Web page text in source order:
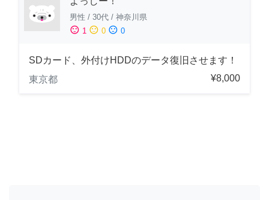
男性 / 30代 / 神奈川県
sentiment_satisfied 1 sentiment_neutral 0 sentiment_dissatisfied 0
SDカード、外付けHDDのデータ復旧させます！
東京都
¥8,000